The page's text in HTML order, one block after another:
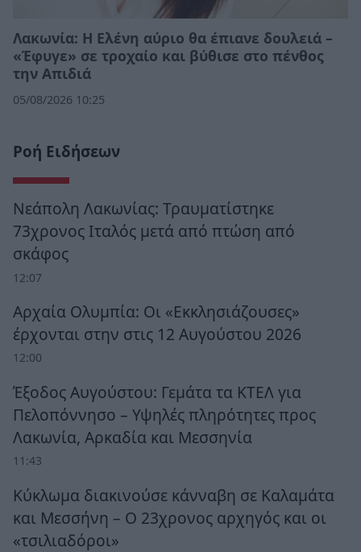
Λακωνία: Η Ελένη αύριο θα έπιανε δουλειά –
«Έφυγε» σε τροχαίο και βύθισε στο πένθος
την Απιδιά
05/08/2026 10:25
Ροή Ειδήσεων
Νεάπολη Λακωνίας: Τραυματίστηκε
73χρονος Ιταλός μετά από πτώση από
σκάφος
12:07
Αρχαία Ολυμπία: Οι «Εκκλησιάζουσες»
έρχονται στην στις 12 Αυγούστου 2026
12:00
Έξοδος Αυγούστου: Γεμάτα τα ΚΤΕΛ για
Πελοπόννησο – Υψηλές πληρότητες προς
Λακωνία, Αρκαδία και Μεσσηνία
11:43
Κύκλωμα διακινούσε κάνναβη σε Καλαμάτα
και Μεσσήνη – Ο 23χρονος αρχηγός και οι
«τσιλιαδόροι»